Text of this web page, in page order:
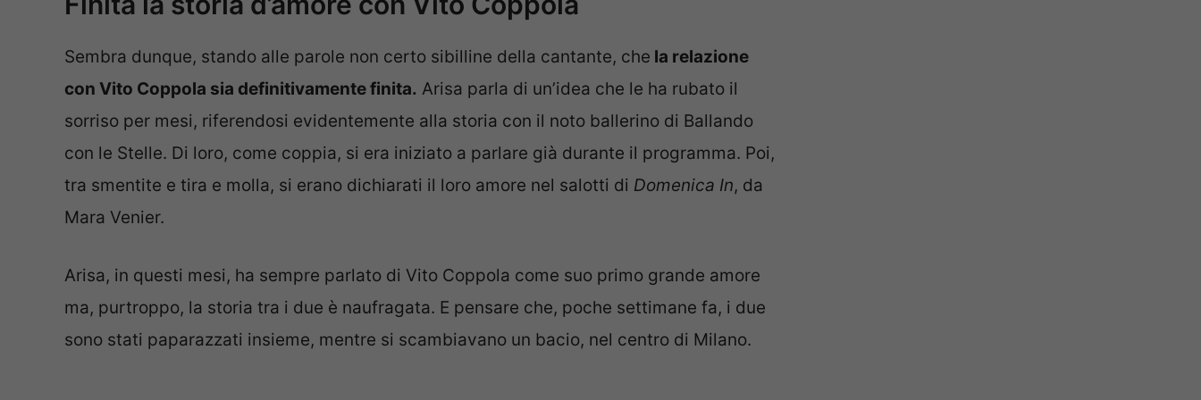
Sembra dunque, stando alle parole non certo sibilline della cantante, che la relazione
con Vito Coppola sia definitivamente finita. Arisa parla di un’idea che le ha rubato il
sorriso per mesi, riferendosi evidentemente alla storia con il noto ballerino di Ballando
con le Stelle. Di loro, come coppia, si era iniziato a parlare già durante il programma. Poi,
tra smentite e tira e molla, si erano dichiarati il loro amore nel salotti di Domenica In, da
Mara Venier.
Arisa, in questi mesi, ha sempre parlato di Vito Coppola come suo primo grande amore
ma, purtroppo, la storia tra i due è naufragata. E pensare che, poche settimane fa, i due
sono stati paparazzati insieme, mentre si scambiavano un bacio, nel centro di Milano.